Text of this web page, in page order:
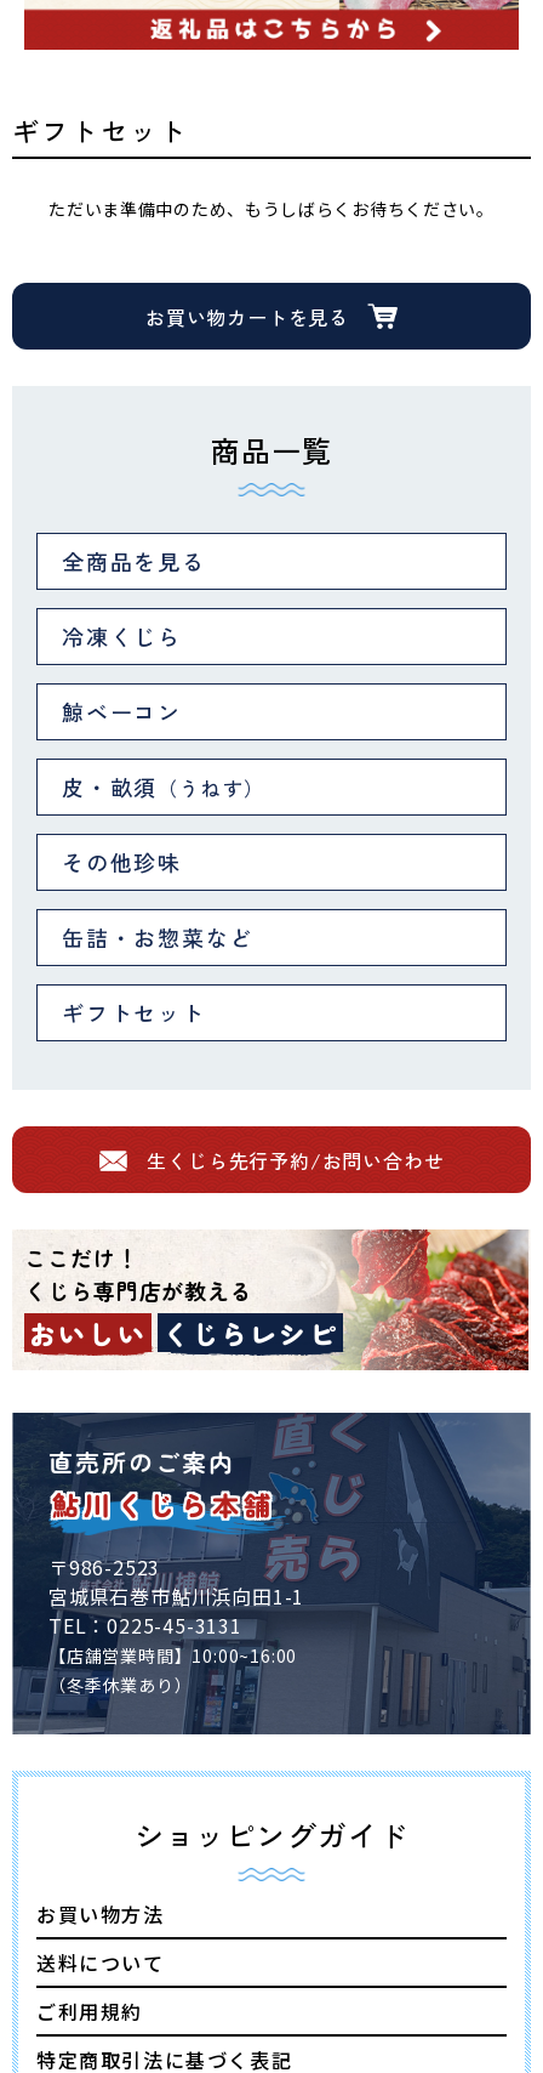
お買い物カートを見る
商品一覧
全商品を見る
冷凍くじら
鯨ベーコン
皮・畝須 （うねす）
その他珍味
缶詰・お惣菜など
ギフトセット
生くじら先行予約/お問い合わせ
ここだけ！
くじら専門店が教える
おいしい くじらレシピ
直売所のご案内
鮎川くじら本舗
〒986-2523
宮城県石巻市鮎川浜向田1-1
TEL：0225-45-3131
【店舗営業時間】10:00~16:00
（冬季休業あり）
ショッピングガイド
お買い物方法
送料について
ご利用規約
特定商取引法に基づく表記
ギフトセット
ただいま準備中のため、もうしばらくお待ちください。